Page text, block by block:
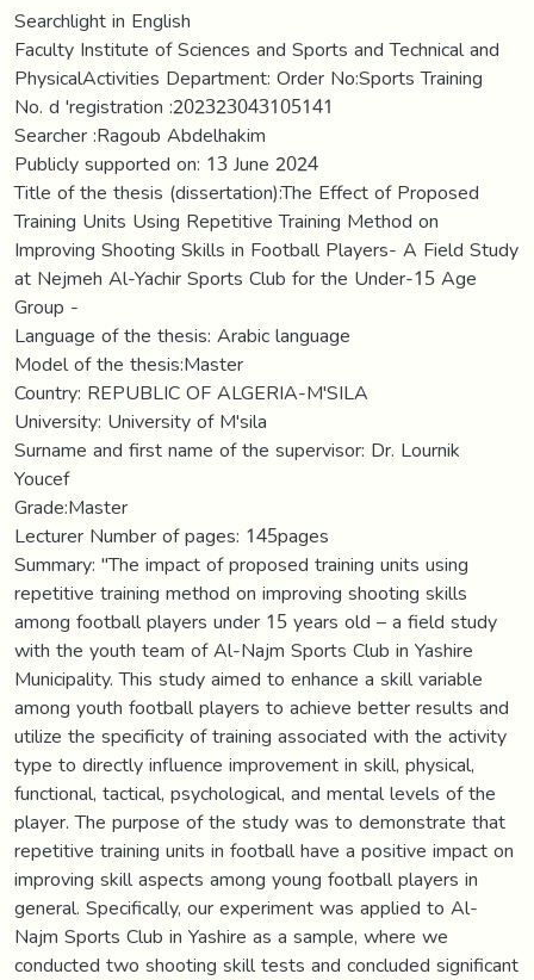
Searchlight in English
Faculty Institute of Sciences and Sports and Technical and
PhysicalActivities Department: Order No:Sports Training
No. d 'registration :202323043105141
Searcher :Ragoub Abdelhakim
Publicly supported on: 13 June 2024
Title of the thesis (dissertation):The Effect of Proposed
Training Units Using Repetitive Training Method on
Improving Shooting Skills in Football Players- A Field Study
at Nejmeh Al-Yachir Sports Club for the Under-15 Age
Group -
Language of the thesis: Arabic language
Model of the thesis:Master
Country: REPUBLIC OF ALGERIA-M'SILA
University: University of M'sila
Surname and first name of the supervisor: Dr. Lournik
Youcef
Grade:Master
Lecturer Number of pages: 145pages
Summary: "The impact of proposed training units using
repetitive training method on improving shooting skills
among football players under 15 years old – a field study
with the youth team of Al-Najm Sports Club in Yashire
Municipality. This study aimed to enhance a skill variable
among youth football players to achieve better results and
utilize the specificity of training associated with the activity
type to directly influence improvement in skill, physical,
functional, tactical, psychological, and mental levels of the
player. The purpose of the study was to demonstrate that
repetitive training units in football have a positive impact on
improving skill aspects among young football players in
general. Specifically, our experiment was applied to Al-
Najm Sports Club in Yashire as a sample, where we
conducted two shooting skill tests and concluded significant